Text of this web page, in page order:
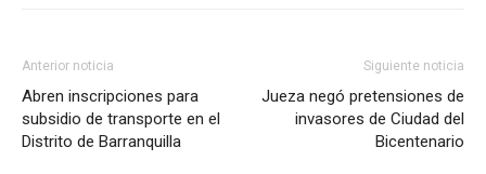
Anterior noticia
Abren inscripciones para
subsidio de transporte en el
Distrito de Barranquilla
Siguiente noticia
Jueza negó pretensiones de
invasores de Ciudad del
Bicentenario